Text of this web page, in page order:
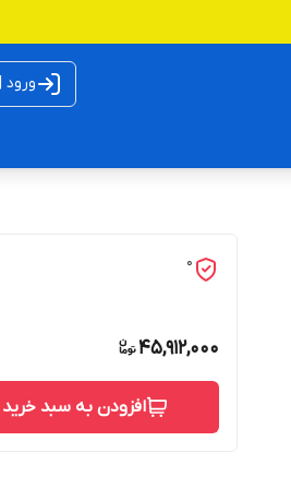
ورود
0
45,912,000
افزودن به سبد خرید